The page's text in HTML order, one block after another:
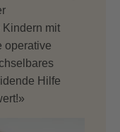
Kindern mit
operative
Hilfe